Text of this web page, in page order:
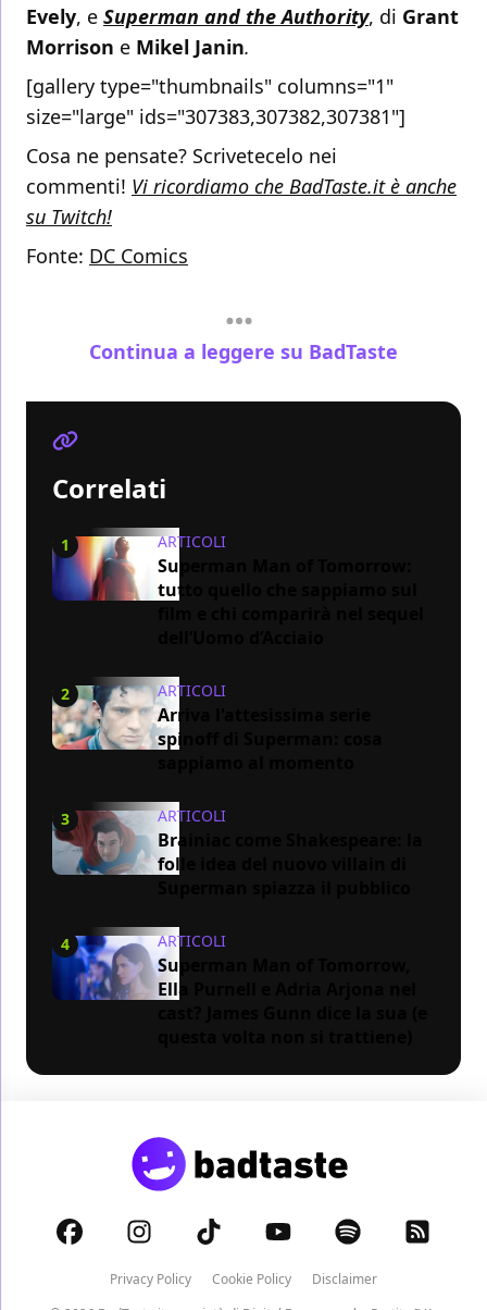
Evely, e Superman and the Authority, di Grant
Morrison e Mikel Janin.
[gallery type="thumbnails" columns="1"
size="large" ids="307383,307382,307381"]
Cosa ne pensate? Scrivetecelo nei
commenti! Vi ricordiamo che BadTaste.it è anche
su Twitch!
Fonte: DC Comics
Continua a leggere su BadTaste
Correlati
1 ARTICOLI
Superman Man of Tomorrow:
tutto quello che sappiamo sul
2 ARTICOLI
Arriva l'attesissima serie
spinoff di Superman: cosa
3 ARTICOLI
Brainiac come Shakespeare: la
folle idea del nuovo villain di
4 ARTICOLI
Superman Man of Tomorrow,
Ella Purnell e Adria Arjona nel
Privacy Policy Cookie Policy
Disclaimer